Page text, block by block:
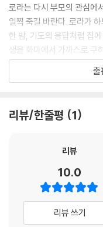
로라는 다시 부모의 관심에
일찍 죽길 바란다. 로라가
한 밤, 기도의 응답처럼 집
생을 화마에서 가까스로 구
희생될 뻔한 동생에게 뜨겁
가를 치르듯이 앞으로의 인
간절하던 바람이 충족되고,
『사랑을 배운다』는 로라
렬한 애착을 느끼게 되는
로 떨어지면서 어쩔 수 없
출
리뷰/한줄평 1
리뷰
10.0
리뷰 쓰기